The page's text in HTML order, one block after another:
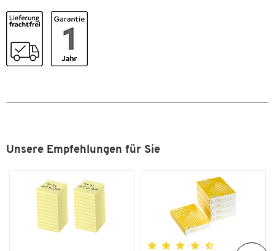
Schnell trocknend
Strichstärke [mm]
Stück pro Paket
0,4
Unsere Empfehlungen für Sie